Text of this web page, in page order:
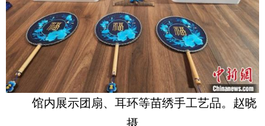
馆内展示团扇、耳环等苗绣手工艺品。赵晓
摄